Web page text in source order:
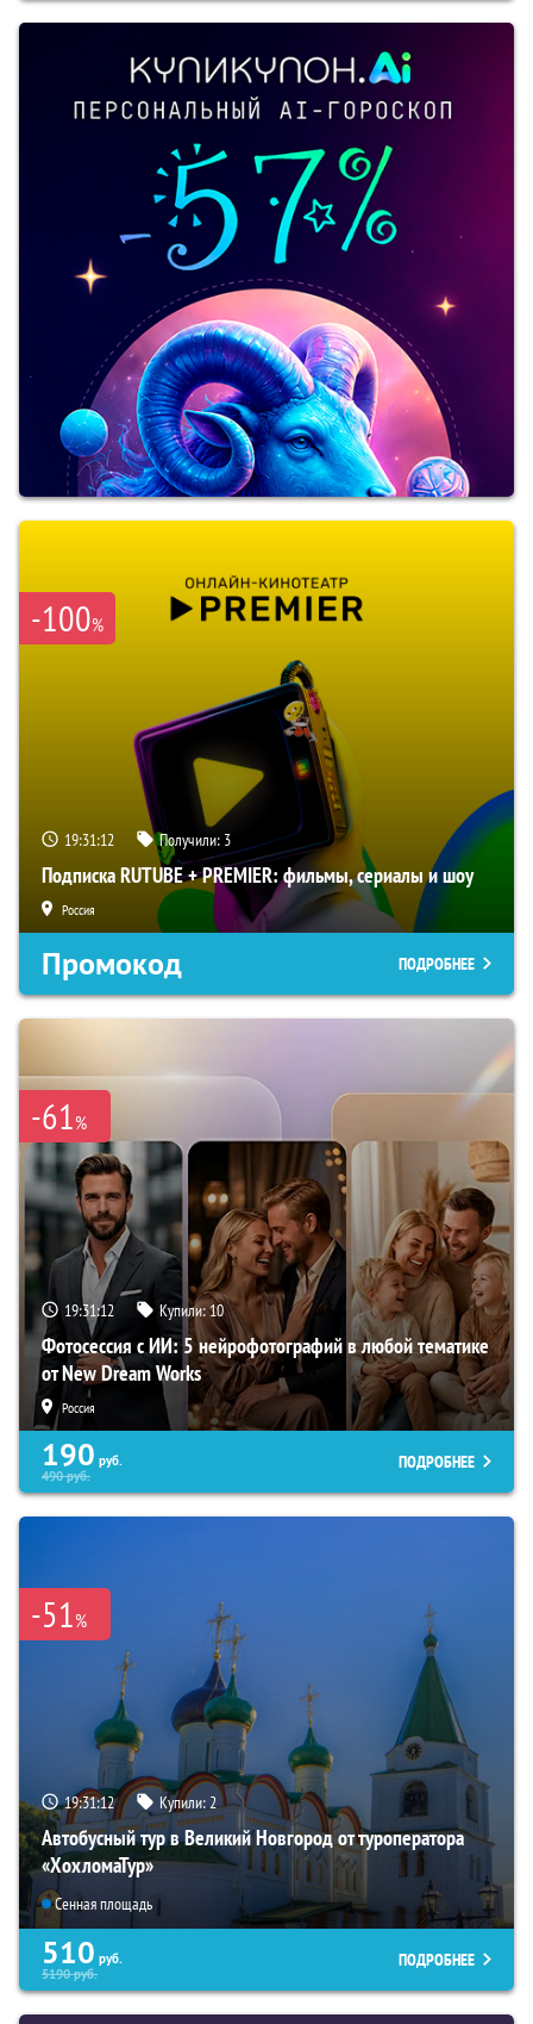
-100%
19:31:11 Получили: 3
Подписка RUTUBE + PREMIER: фильмы, сериалы и шоу
Россия
Промокод ПОДРОБНЕЕ
-61%
19:31:11 Купили:10
Фотосессия с ИИ: 5 нейрофотографий в любой тематике
от New Dream Works
Россия
190 руб.
490руб.
ПОДРОБНЕЕ
-51%
19:31:11 Купили:2
Автобусный тур в Великий Новгород от туроператора
«ХохломаТур»
Сенная площадь
510 руб.
5190руб.
ПОДРОБНЕЕ